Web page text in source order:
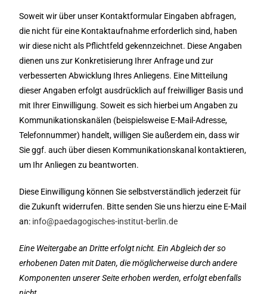
Soweit wir über unser Kontaktformular Eingaben abfragen,
die nicht für eine Kontaktaufnahme erforderlich sind, haben
wir diese nicht als Pflichtfeld gekennzeichnet. Diese Angaben
dienen uns zur Konkretisierung Ihrer Anfrage und zur
verbesserten Abwicklung Ihres Anliegens. Eine Mitteilung
dieser Angaben erfolgt ausdrücklich auf freiwilliger Basis und
mit Ihrer Einwilligung. Soweit es sich hierbei um Angaben zu
Kommunikationskanälen (beispielsweise E-Mail-Adresse,
Telefonnummer) handelt, willigen Sie außerdem ein, dass wir
Sie ggf. auch über diesen Kommunikationskanal kontaktieren,
um Ihr Anliegen zu beantworten.
Diese Einwilligung können Sie selbstverständlich jederzeit für
die Zukunft widerrufen. Bitte senden Sie uns hierzu eine E-Mail
an: info@paedagogisches-institut-berlin.de
Eine Weitergabe an Dritte erfolgt nicht. Ein Abgleich der so
erhobenen Daten mit Daten, die möglicherweise durch andere
Komponenten unserer Seite erhoben werden, erfolgt ebenfalls